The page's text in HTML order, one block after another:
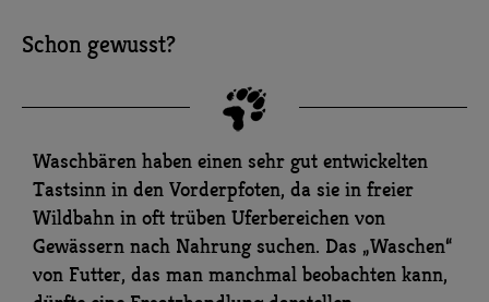
Schon gewusst?
Waschbären haben einen sehr gut entwickelten
Tastsinn in den Vorderpfoten, da sie in freier
Wildbahn in oft trüben Uferbereichen von
Gewässern nach Nahrung suchen. Das „Waschen“
von Futter, das man manchmal beobachten kann,